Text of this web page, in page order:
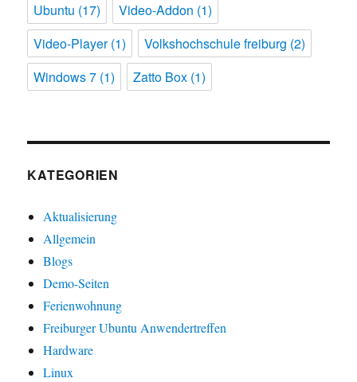
Ubuntu (17) Video-Addon (1)
Video-Player(1) Volkshochschule freiburg (2)
Windows 7 (1) Zatto Box (1)
KATEGORIEN
Aktualisierung
Allgemein
Blogs
Demo-Seiten
Ferienwohnung
Freiburger Ubuntu Anwendertreffen
Hardware
Linux